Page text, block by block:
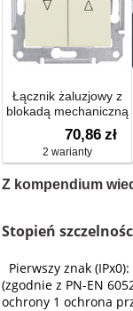
Łącznik żaluzjowy z
blokadą mechaniczną
70,86 zł
2 warianty
Z kompendium
Stopień
Pierwszy znak
(zgodnie z PN-EN
ochrony 1 ochrona